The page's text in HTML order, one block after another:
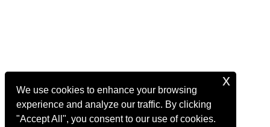
We use cookies to enhance your browsing
experience and analyze our traffic. By clicking
"Accept All", you consent to our use of cookies.
x